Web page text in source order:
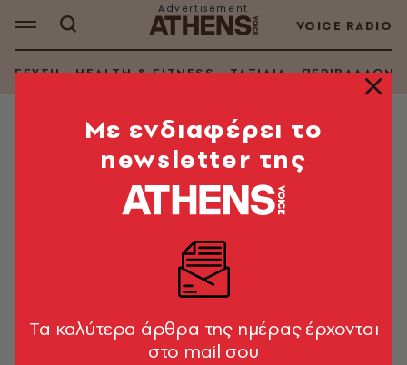
VOICE RADIO
ΓΕΥΣΗ HEALTH & FITNESS ΤΑΞΙΔΙΑ ΠΕΡΙΒΑΛΛΟΝ
LIFE IN ATHENS
Κουίζ: Πόσα ξέρεις από Νότια
Προάστια;
Ξέρεις ποια είναι και ξέρεις ότι κοντά τους υπάρχει
θάλασσα. Τα πιο ψαγμένα τα ξέρεις;
Mε ενδιαφέρει το
newsletter της
Tα καλύτερα άρθρα της ημέρας έρχονται
στο mail σου